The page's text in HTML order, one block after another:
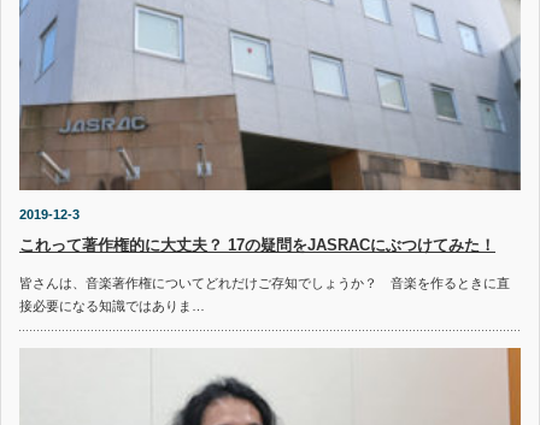
2019-12-3
これって著作権的に大丈夫？ 17の疑問をJASRACにぶつけてみた！
皆さんは、音楽著作権についてどれだけご存知でしょうか？ 音楽を作るときに直
接必要になる知識ではありま…